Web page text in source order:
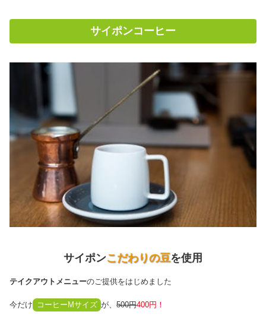
サイポンコーヒー
サイポンこだわりの豆を使用
テイクアウトメニューのご提供をはじめました
今だけ コーヒーMサイズ が、500円400円！